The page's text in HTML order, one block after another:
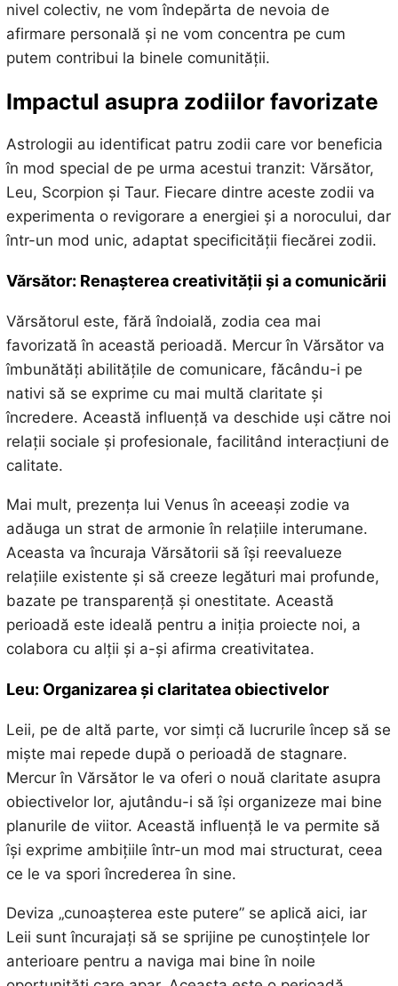
nivel colectiv, ne vom îndepărta de nevoia de
afirmare personală și ne vom concentra pe cum
putem contribui la binele comunității.
Impactul asupra zodiilor favorizate
Astrologii au identificat patru zodii care vor beneficia
în mod special de pe urma acestui tranzit: Vărsător,
Leu, Scorpion și Taur. Fiecare dintre aceste zodii va
experimenta o revigorare a energiei și a norocului, dar
într-un mod unic, adaptat specificității fiecărei zodii.
Vărsător: Renașterea creativității și a comunicării
Vărsătorul este, fără îndoială, zodia cea mai
favorizată în această perioadă. Mercur în Vărsător va
îmbunătăți abilitățile de comunicare, făcându-i pe
nativi să se exprime cu mai multă claritate și
încredere. Această influență va deschide uși către noi
relații sociale și profesionale, facilitând interacțiuni de
calitate.
Mai mult, prezența lui Venus în aceeași zodie va
adăuga un strat de armonie în relațiile interumane.
Aceasta va încuraja Vărsătorii să își reevalueze
relațiile existente și să creeze legături mai profunde,
bazate pe transparență și onestitate. Această
perioadă este ideală pentru a iniția proiecte noi, a
colabora cu alții și a-și afirma creativitatea.
Leu: Organizarea și claritatea obiectivelor
Leii, pe de altă parte, vor simți că lucrurile încep să se
miște mai repede după o perioadă de stagnare.
Mercur în Vărsător le va oferi o nouă claritate asupra
obiectivelor lor, ajutându-i să își organizeze mai bine
planurile de viitor. Această influență le va permite să
își exprime ambițiile într-un mod mai structurat, ceea
ce le va spori încrederea în sine.
Deviza „cunoașterea este putere” se aplică aici, iar
Leii sunt încurajați să se sprijine pe cunoștințele lor
anterioare pentru a naviga mai bine în noile